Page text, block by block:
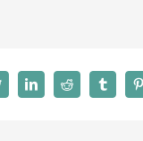
twitter linkedinreddit tumblr